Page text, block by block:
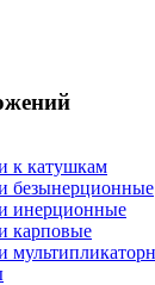
к катушкам
безынерционные
инерционные
карповые